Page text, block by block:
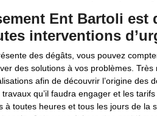
Ent Bartoli est
interventions
des dégâts, vous pouvez
des solutions à vos problèmes. Très
afin de découvrir l’origine des
qu’il faudra engager et les tarifs
à toutes heures et tous les jours de la